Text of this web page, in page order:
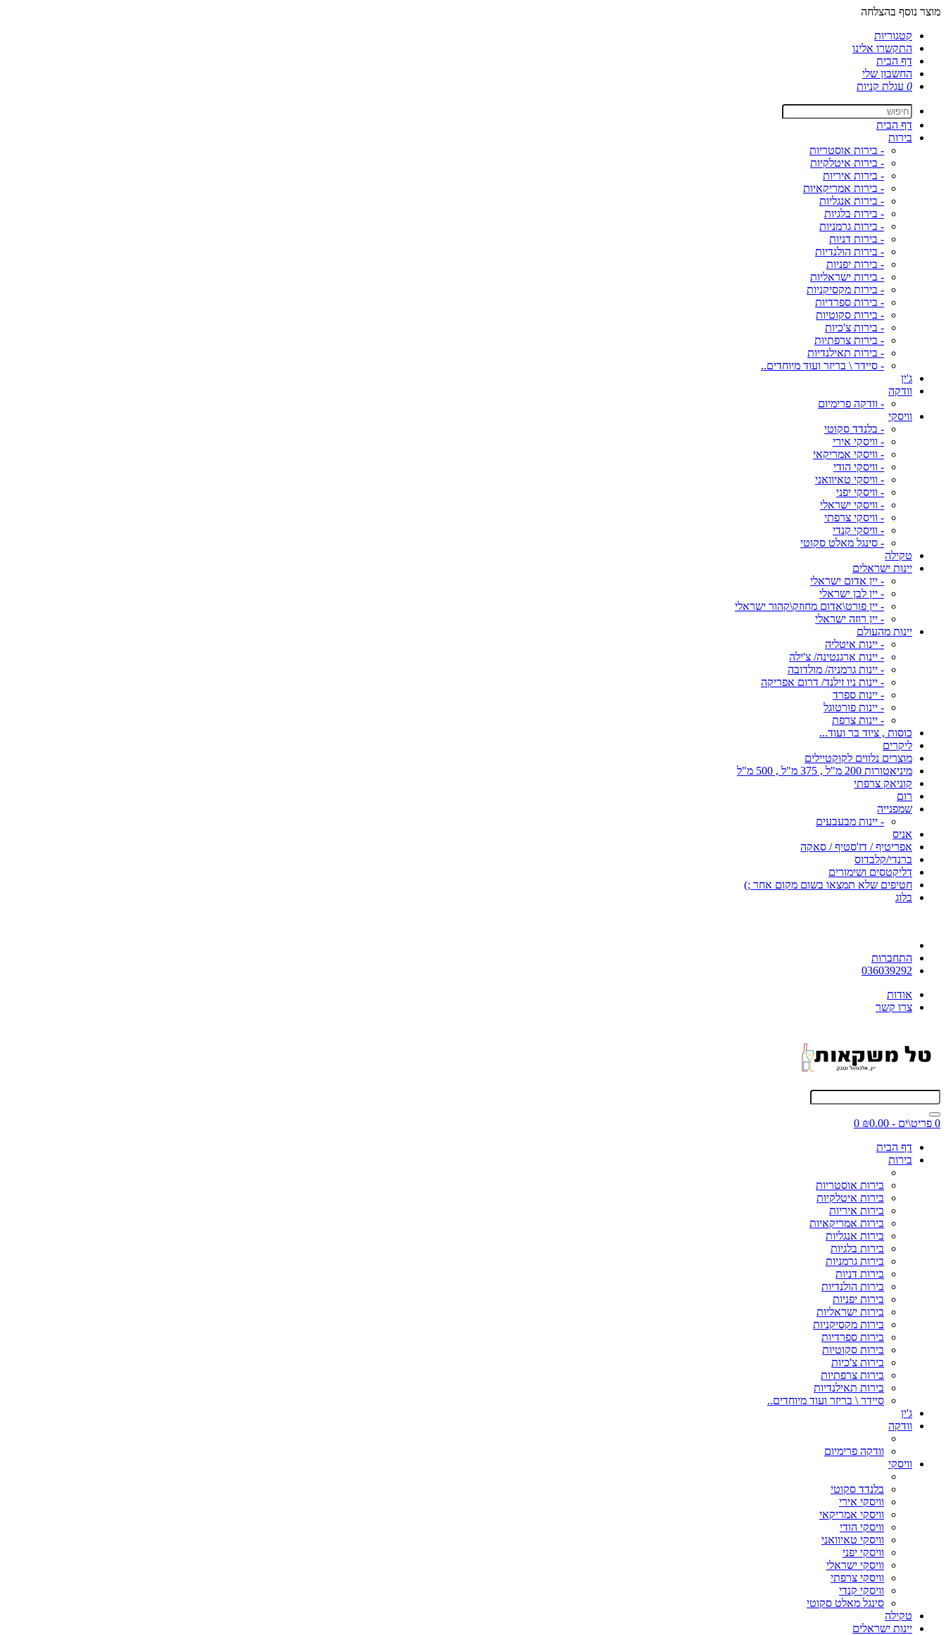
מוצר נוסף בהצלחה
קטגוריות
התקשרו אלינו
דף הבית
החשבון שלי
0 עגלת קניות
דף הבית
בירות
- בירות אוסטריות
- בירות איטלקיות
- בירות איריות
- בירות אמריקאיות
- בירות אנגליות
- בירות בלגיות
- בירות גרמניות
- בירות דניות
- בירות הולנדיות
- בירות יפניות
- בירות ישראליות
- בירות מקסיקניות
- בירות ספרדיות
- בירות סקוטיות
- בירות צ'כיות
- בירות צרפתיות
- בירות תאילנדיות
- סיידר \ בריזר ועוד מיוחדים..
ג'ין
וודקה
- וודקה פרימיום
וויסקי
- בלנדד סקוטי
- וויסקי אירי
- וויסקי אמריקאי
- וויסקי הודי
- וויסקי טאיוואני
- וויסקי יפני
- וויסקי ישראלי
- וויסקי צרפתי
- וויסקי קנדי
- סינגל מאלט סקוטי
טקילה
יינות ישראלים
- יין אדום ישראלי
- יין לבן ישראלי
- יין פורט\אדום מחוזק\קהור ישראלי
- יין רוזה ישראלי
יינות מהעולם
- יינות איטליה
- יינות ארגנטינה/ צ'ילה
- יינות גרמניה/ מולדובה
- יינות ניו זילנד/ דרום אפריקה
- יינות ספרד
- יינות פורטוגל
- יינות צרפת
כוסות , ציוד בר ועוד...
ליקרים
מוצרים נלווים לקוקטיילים
מיניאטורות 200 מ"ל , 375 מ"ל , 500 מ"ל
קוניאק צרפתי
רום
שמפנייה
- יינות מבעבעים
אניס
אפריטיף / דז'סטיף / סאקה
ברנדי/קלבדוס
דליקטסים ושימורים
חטיפים שלא תמצאו בשום מקום אחר ;)
בלוג
התחברות
036039292
אודות
צרו קשר
0 פריט\ים - ₪0.00
0
דף הבית
בירות
בירות אוסטריות
בירות איטלקיות
בירות איריות
בירות אמריקאיות
בירות אנגליות
בירות בלגיות
בירות גרמניות
בירות דניות
בירות הולנדיות
בירות יפניות
בירות ישראליות
בירות מקסיקניות
בירות ספרדיות
בירות סקוטיות
בירות צ'כיות
בירות צרפתיות
בירות תאילנדיות
סיידר \ בריזר ועוד מיוחדים..
ג'ין
וודקה
וודקה פרימיום
וויסקי
בלנדד סקוטי
וויסקי אירי
וויסקי אמריקאי
וויסקי הודי
וויסקי טאיוואני
וויסקי יפני
וויסקי ישראלי
וויסקי צרפתי
וויסקי קנדי
סינגל מאלט סקוטי
טקילה
יינות ישראלים